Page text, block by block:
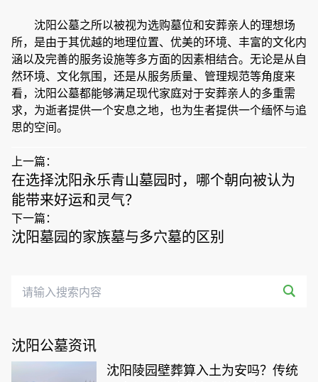
沈阳公墓之所以被视为选购墓位和安葬亲人的理想场
所，是由于其优越的地理位置、优美的环境、丰富的文化内
涵以及完善的服务设施等多方面的因素相结合。无论是从自
然环境、文化氛围，还是从服务质量、管理规范等角度来
看，沈阳公墓都能够满足现代家庭对于安葬亲人的多重需
求，为逝者提供一个安息之地，也为生者提供一个缅怀与追
思的空间。
上一篇：
在选择沈阳永乐青山墓园时，哪个朝向被认为
能带来好运和灵气？
下一篇：
沈阳墓园的家族墓与多穴墓的区别
沈阳公墓资讯
沈阳陵园壁葬算入土为安吗？传统